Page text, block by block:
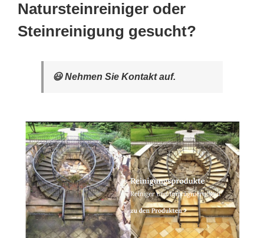
Natursteinreiniger oder
Steinreinigung gesucht?
😃 Nehmen Sie Kontakt auf.